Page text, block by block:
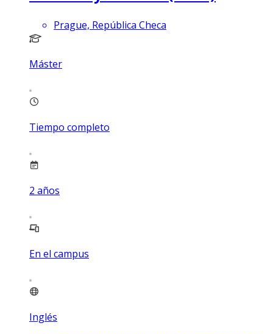
Prague, República Checa
Máster
Tiempo completo
2 años
En el campus
Inglés